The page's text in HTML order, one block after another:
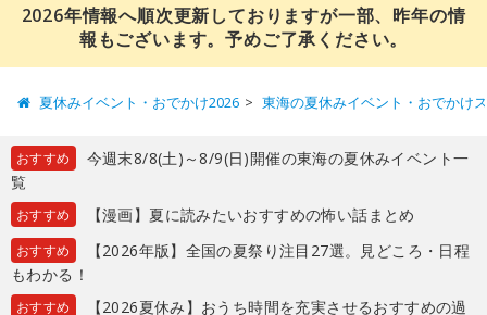
2026年情報へ順次更新しておりますが一部、昨年の情
報もございます。予めご了承ください。
夏休みイベント・おでかけ2026 東海の夏休みイベント・おでかけ
おすすめ
今週末8/8(土)～8/9(日)開催の東海の夏休みイベント一
覧
おすすめ 【漫画】夏に読みたいおすすめの怖い話まとめ
おすすめ
【2026年版】全国の夏祭り注目27選。見どころ・日程
もわかる！
おすすめ
【2026夏休み】おうち時間を充実させるおすすめの過